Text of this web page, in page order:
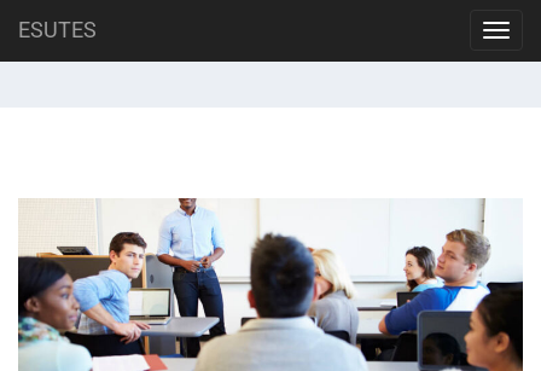
ESUTES
content
Mês: abril 2025